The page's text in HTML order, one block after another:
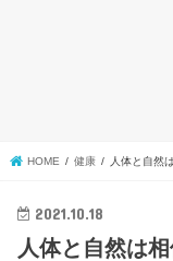
HOME 健康 人体と自然
2021.10.18
人体と自然は